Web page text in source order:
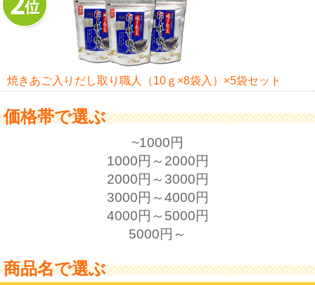
焼きあご入りだし取り職人（10ｇ×8袋入）×5袋セット
価格帯で選ぶ
~1000円
1000円～2000円
2000円～3000円
3000円～4000円
4000円～5000円
5000円～
商品名で選ぶ